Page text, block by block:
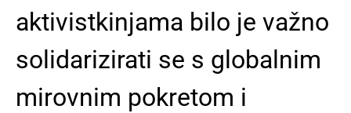
aktivistkinjama bilo je važno
solidarizirati se s globalnim
mirovnim pokretom i